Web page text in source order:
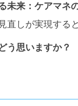
未来：ケアマネ
直しが実現する
う思いますか？